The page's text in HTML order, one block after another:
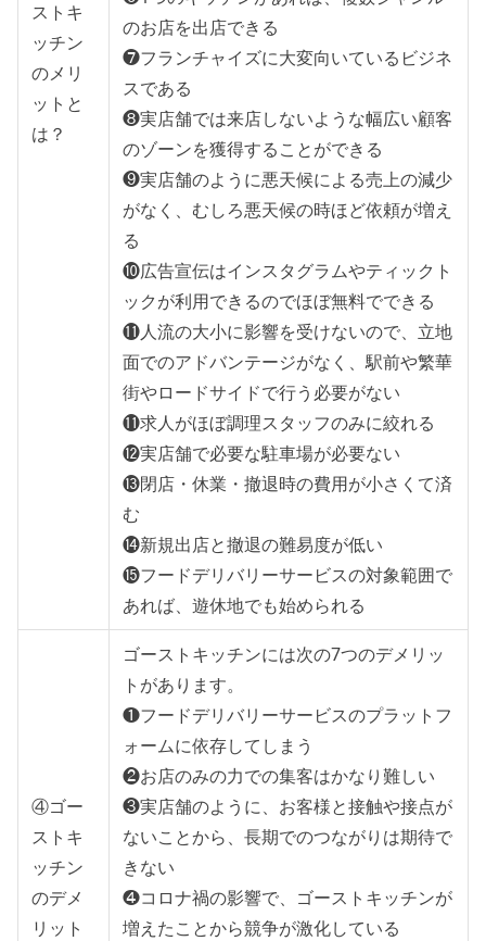
ストキ
ッチン
のメリ
ットと
は？
のお店を出店できる
❼フランチャイズに大変向いているビジネ
スである
❽実店舗では来店しないような幅広い顧客
のゾーンを獲得することができる
❾実店舗のように悪天候による売上の減少
がなく、むしろ悪天候の時ほど依頼が増え
る
❿広告宣伝はインスタグラムやティックト
ックが利用できるのでほぼ無料でできる
⓫人流の大小に影響を受けないので、立地
面でのアドバンテージがなく、駅前や繁華
街やロードサイドで行う必要がない
⓫求人がほぼ調理スタッフのみに絞れる
⓬実店舗で必要な駐車場が必要ない
⓭閉店・休業・撤退時の費用が小さくて済
む
⓮新規出店と撤退の難易度が低い
⓯フードデリバリーサービスの対象範囲で
あれば、遊休地でも始められる
④ゴー
ストキ
ッチン
のデメ
リット
ゴーストキッチンには次の7つのデメリッ
トがあります。
❶フードデリバリーサービスのプラットフ
ォームに依存してしまう
❷お店のみの力での集客はかなり難しい
❸実店舗のように、お客様と接触や接点が
ないことから、長期でのつながりは期待で
きない
❹コロナ禍の影響で、ゴーストキッチンが
増えたことから競争が激化している